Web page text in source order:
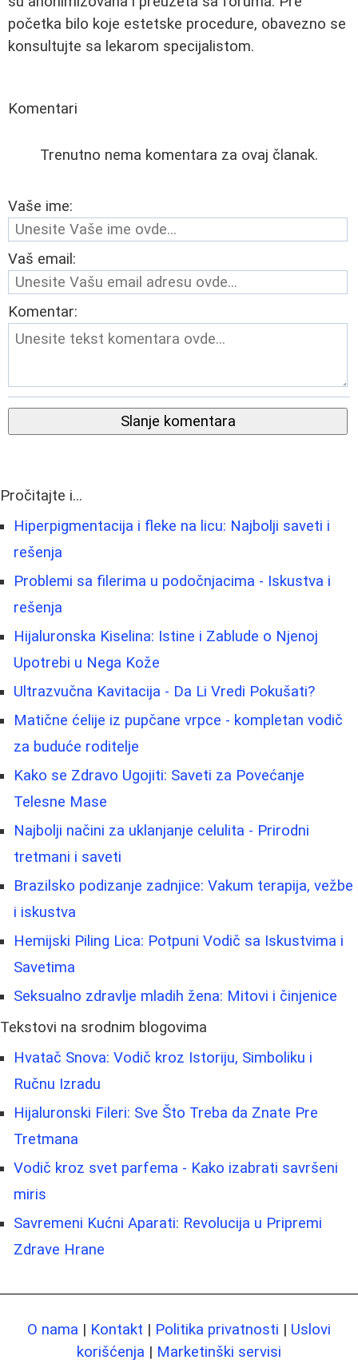
početka bilo koje estetske procedure, obavezno se
konsultujte sa lekarom specijalistom.
Komentari
Trenutno nema komentara za ovaj članak.
Vaše ime:
Vaš email:
Komentar:
Slanje komentara
Pročitajte i...
Hiperpigmentacija i fleke na licu: Najbolji saveti i
rešenja
Problemi sa filerima u podočnjacima - Iskustva i
rešenja
Hijaluronska Kiselina: Istine i Zablude o Njenoj
Upotrebi u Nega Kože
Ultrazvučna Kavitacija - Da Li Vredi Pokušati?
Matične ćelije iz pupčane vrpce - kompletan vodič
za buduće roditelje
Kako se Zdravo Ugojiti: Saveti za Povećanje
Telesne Mase
Najbolji načini za uklanjanje celulita - Prirodni
tretmani i saveti
Brazilsko podizanje zadnjice: Vakum terapija, vežbe
i iskustva
Hemijski Piling Lica: Potpuni Vodič sa Iskustvima i
Savetima
Seksualno zdravlje mladih žena: Mitovi i činjenice
Tekstovi na srodnim blogovima
Hvatač Snova: Vodič kroz Istoriju, Simboliku i
Ručnu Izradu
Hijaluronski Fileri: Sve Što Treba da Znate Pre
Tretmana
Vodič kroz svet parfema - Kako izabrati savršeni
miris
Savremeni Kućni Aparati: Revolucija u Pripremi
Zdrave Hrane
O nama | Kontakt | Politika privatnosti | Uslovi
korišćenja | Marketinški servisi